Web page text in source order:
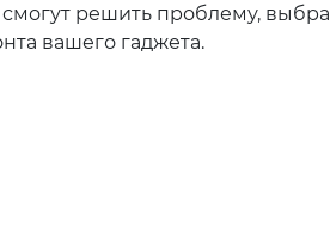
решить проблему,
вашего гаджета.